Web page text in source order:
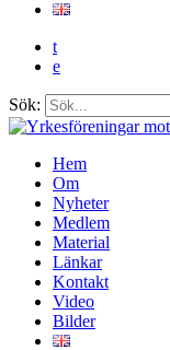
t
e
Sök:
Hem
Om
Nyheter
Medlem
Material
Länkar
Kontakt
Video
Bilder